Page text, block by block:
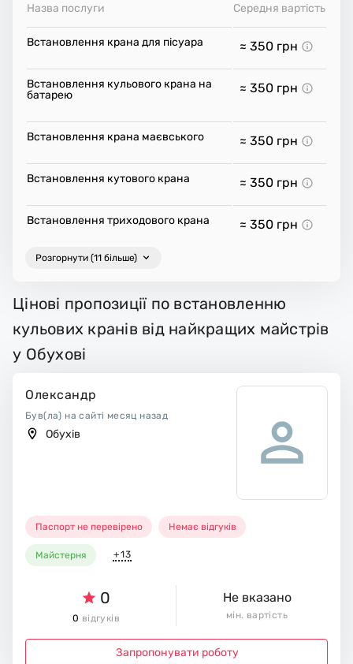
Назва послуги Середня вартість
Встановлення крана для пісуара ≈ 350 грн
Встановлення кульового крана на
батарею
≈ 350 грн
Встановлення крана маєвського ≈ 350 грн
Встановлення кутового крана ≈ 350 грн
Встановлення триходового крана ≈ 350 грн
Розгорнути (11 більше)
Цінові пропозиції по встановленню
кульових кранів від найкращих майстрів
у Обухові
Олександр
Був(ла) на сайті месяц назад
Обухів
Паспорт не перевірено Немає відгуків
Майстерня +13
0
0 відгуків
Не вказано
мін. вартість
Запропонувати роботу